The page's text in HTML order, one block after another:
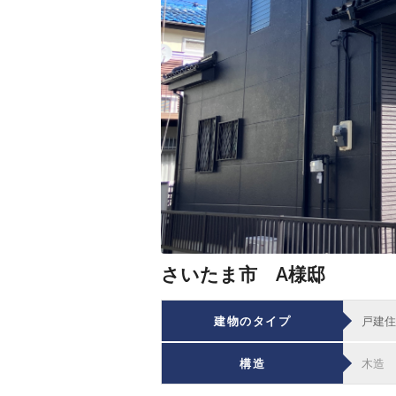
さいたま市 A様邸
建物のタイプ 戸建
構造 木造